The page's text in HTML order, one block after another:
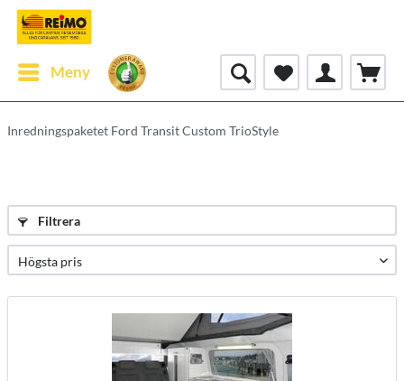
Meny
Inredningspaketet Ford Transit Custom TrioStyle
Filtrera